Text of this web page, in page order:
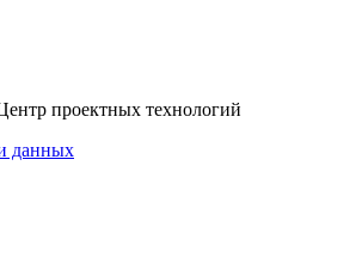
проектных технологий
данных